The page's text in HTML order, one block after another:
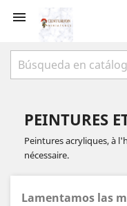

PEINTURES
Peintures acryliques, à
nécessaire.
Lamentamos las